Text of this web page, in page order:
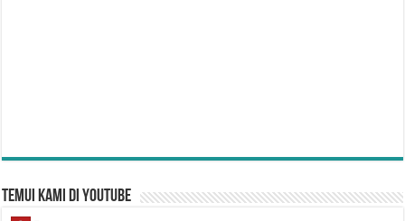
Temui Kami di YouTube